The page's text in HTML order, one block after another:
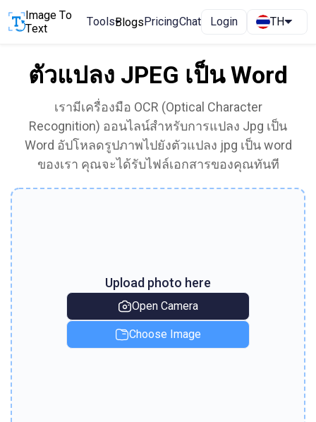
Image To
Text
ToolsBlogsPricingChat Login TH
ตัวแปลง JPEG เป็น Word
เรามีเครื่องมือ OCR (Optical Character
Recognition) ออนไลน์สำหรับการแปลง Jpg เป็น
Word อัปโหลดรูปภาพไปยังตัวแปลง jpg เป็น word
ของเรา คุณจะได้รับไฟล์เอกสารของคุณทันที
Upload photo here
Open Camera
Choose Image